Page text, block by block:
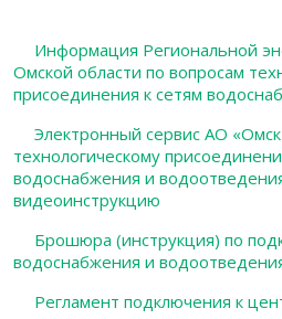
Информация Региональной
Омской области по вопросам
присоединения к сетям
Электронный сервис АО
технологическому
водоснабжения и
видеоинструкцию
Брошюра (инструкция) по
водоснабжения и
Регламент подключения к